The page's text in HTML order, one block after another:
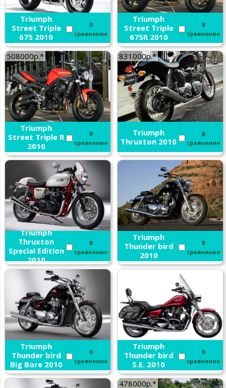
Triumph
Street Triple
675 2010
В
сравнение
Triumph
Street Triple
675R 2010
В
сравнение
508000р.*
Triumph
Street Triple R
2010
В
сравнение
831000р.*
Triumph
Thruxton 2010
В
сравнение
Triumph
Thruxton
Special Edition
2010
В
сравнение
Triumph
Thunder bird
2010
В
сравнение
Triumph
Thunder bird
Big Bore 2010
В
сравнение
Triumph
Thunder bird
S.E. 2010
В
сравнение
478000р.*